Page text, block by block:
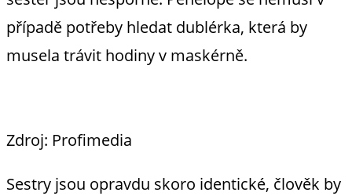
případě potřeby hledat dublérka, která by
musela trávit hodiny v maskérně.
Zdroj: Profimedia
Sestry jsou opravdu skoro identické, člověk by